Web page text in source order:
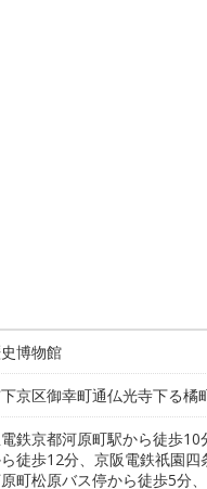
博物館
京区御幸町通仏光寺下る橘
電鉄京都河原町駅から徒歩
徒歩12分、京阪電鉄祇園
町松原バス停から徒歩5分